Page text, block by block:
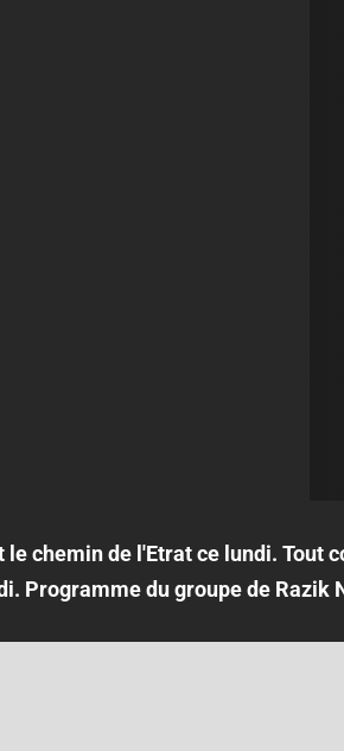
chemin de l'Etrat ce lundi. Tout
Programme du groupe de Razik